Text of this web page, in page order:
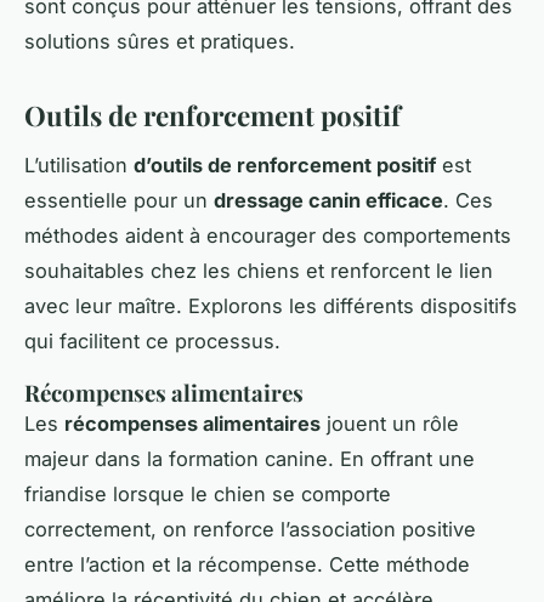
sont conçus pour atténuer les tensions, offrant des
solutions sûres et pratiques.
Outils de renforcement positif
L’utilisation d’outils de renforcement positifest
essentielle pour un dressage canin efficace. Ces
méthodes aident à encourager des comportements
souhaitables chez les chiens et renforcent le lien
avec leur maître. Explorons les différents dispositifs
qui facilitent ce processus.
Récompenses alimentaires
Les récompenses alimentaires jouent un rôle
majeur dans la formation canine. En offrant une
friandise lorsque le chien se comporte
correctement, on renforce l’association positive
entre l’action et la récompense. Cette méthode